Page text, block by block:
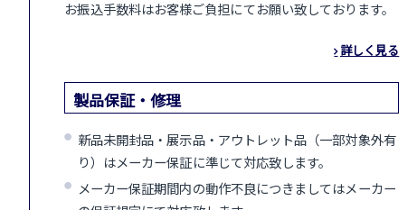
お振込手数料はお客様ご負担にてお願い致しております。
詳しく見る
製品保証・修理
新品未開封品・展示品・アウトレット品（一部対象外有
り）はメーカー保証に準じて対応致します。
メーカー保証期間内の動作不良につきましてはメーカー